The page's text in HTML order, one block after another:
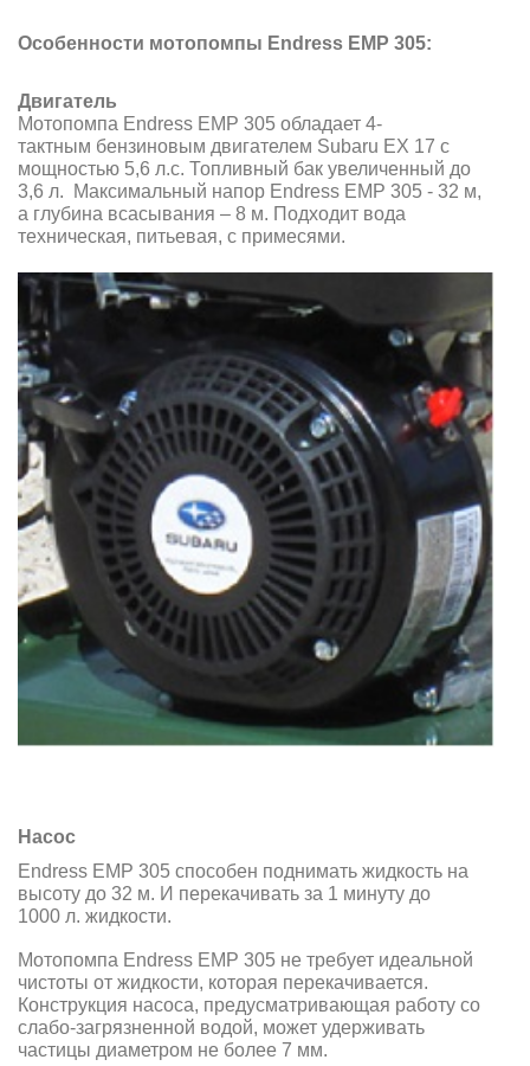
Особенности мотопомпы Endress EMP 305:
Двигатель
Мотопомпа Endress EMP 305 обладает 4-
тактным бензиновым двигателем Subaru EX 17 с
мощностью 5,6 л.с. Топливный бак увеличенный до
3,6 л. Максимальный напор Endress EMP 305 - 32 м,
а глубина всасывания – 8 м. Подходит вода
техническая, питьевая, с примесями.
Насос
Endress EMP 305 способен поднимать жидкость на
высоту до 32 м. И перекачивать за 1 минуту до
1000 л. жидкости.
Мотопомпа Endress EMP 305 не требует идеальной
чистоты от жидкости, которая перекачивается.
Конструкция насоса, предусматривающая работу cо
слабо-загрязненной водой, может удерживать
частицы диаметром не более 7 мм.